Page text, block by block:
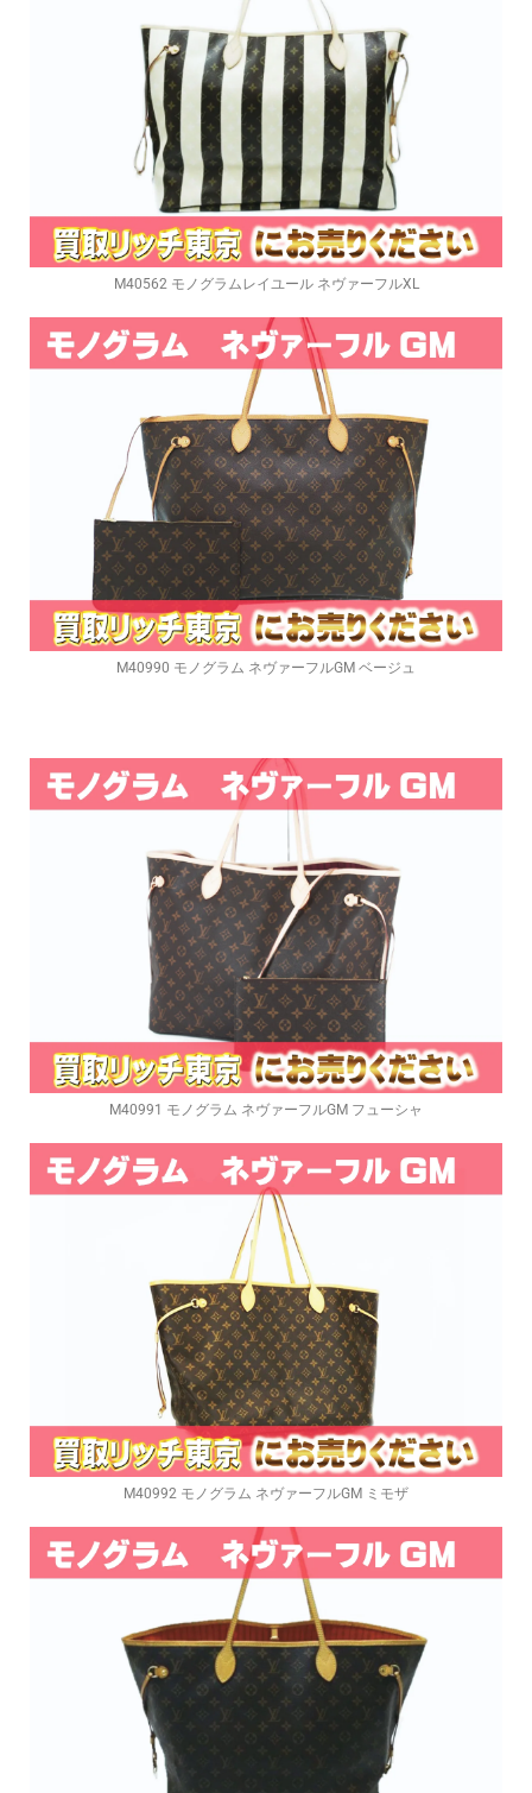
M40562 モノグラムレイユール ネヴァーフルXL
M40990 モノグラム ネヴァーフルGM ベージュ
M40991 モノグラム ネヴァーフルGM フューシャ
M40992 モノグラム ネヴァーフルGM ミモザ